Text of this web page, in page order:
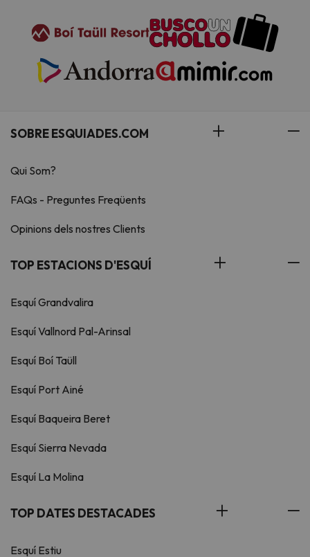
SOBRE ESQUIADES.COM
Qui Som?
FAQs - Preguntes Freqüents
Opinions dels nostres Clients
TOP ESTACIONS D'ESQUÍ
Esquí Grandvalira
Esquí Vallnord Pal-Arinsal
Esquí Boí Taüll
Esquí Port Ainé
Esquí Baqueira Beret
Esquí Sierra Nevada
Esquí La Molina
TOP DATES DESTACADES
Esquí Estiu